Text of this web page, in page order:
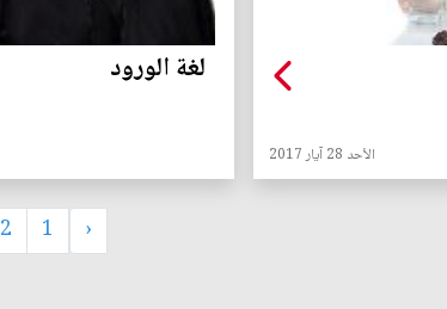
الأحد 28 آيار 2017
لغة الورود
‹
1
2